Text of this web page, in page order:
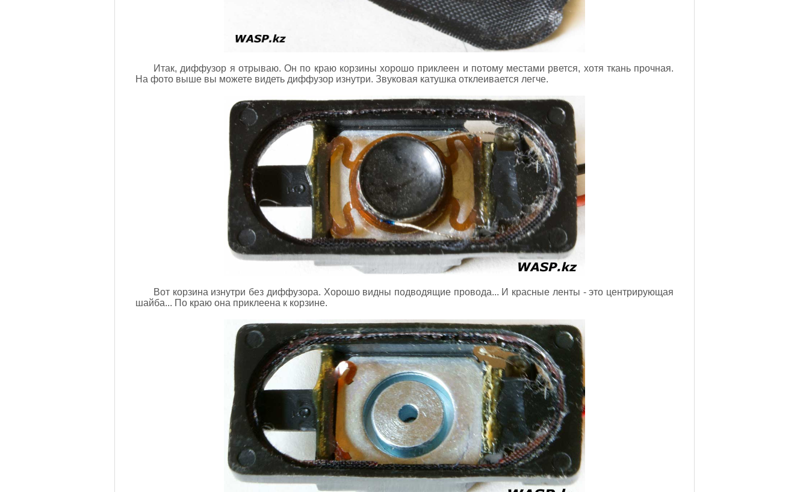
Итак, диффузор я отрываю. Он по краю корзины хорошо приклеен и потому местами рвется, хотя ткань прочная.
На фото выше вы можете видеть диффузор изнутри. Звуковая катушка отклеивается легче.
Вот корзина изнутри без диффузора. Хорошо видны подводящие провода... И красные ленты - это центрирующая
шайба... По краю она приклеена к корзине.